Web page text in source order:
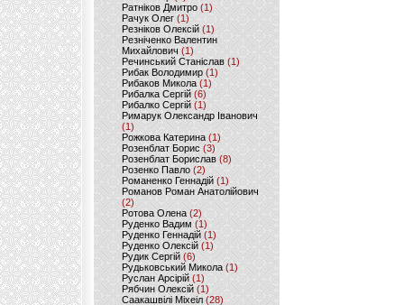
Ратніков Дмитро (1)
Рачук Олег (1)
Резніков Олексій(1)
Резніченко Валентин
Михайлович (1)
Речинський Станіслав (1)
Рибак Володимир(1)
Рибаков Микола(1)
Рибалка Сергій (6)
Рибалко Сергій (1)
Римарук Олександр Іванович
(1)
Рожкова Катерина(1)
Розенблат Борис (3)
Розенблат Борислав (8)
Розенко Павло (2)
Романенко Геннадій (1)
Романов Роман Анатолійович
(2)
Ротова Олена(2)
Руденко Вадим (1)
Руденко Геннадій (1)
Руденко Олексій(1)
Рудик Сергій(6)
Рудьковський Микола (1)
Руслан Арсірій(1)
Рябчин Олексій (1)
Саакашвілі Міхеіл(28)